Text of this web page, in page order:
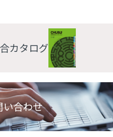
カタログ
い合わせ